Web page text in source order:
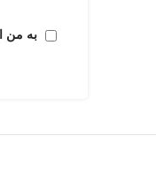
به من